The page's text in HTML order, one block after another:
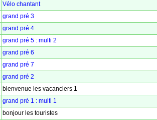
Vélo chantant
grand pré 3
grand pré 4
grand pré 5 : multi 2
grand pré 6
grand pré 7
grand pré 2
bienvenue les vacanciers 1
grand pré 1 : multi 1
bonjour les touristes